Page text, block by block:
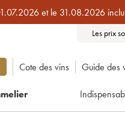
et le 31.08.2026
Les prix
Cote des vins Guide des